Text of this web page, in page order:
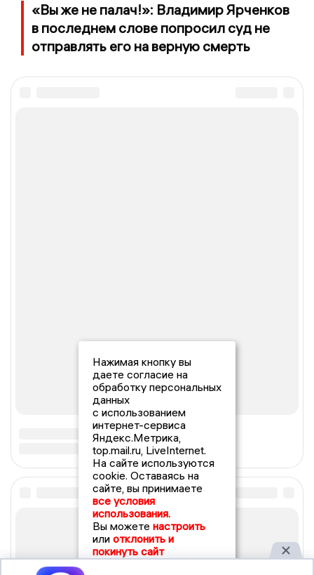
«Вы же не палач!»: Владимир Ярченков
в последнем слове попросил суд не
отправлять его на верную смерть
Нажимая кнопку вы
даете согласие на
обработку персональных
данных
с использованием
интернет-сервиса
Яндекс.Метрика,
top.mail.ru, LiveInternet.
На сайте используются
cookie. Оставаясь на
сайте, вы принимаете
все условия
использования.
Вы можете настроить
или отклонить и
покинуть сайт